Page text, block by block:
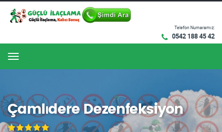
Telefon Numaramız:
0542 188 45 42
Menu
Çamlıdere Dezenfeksiyon